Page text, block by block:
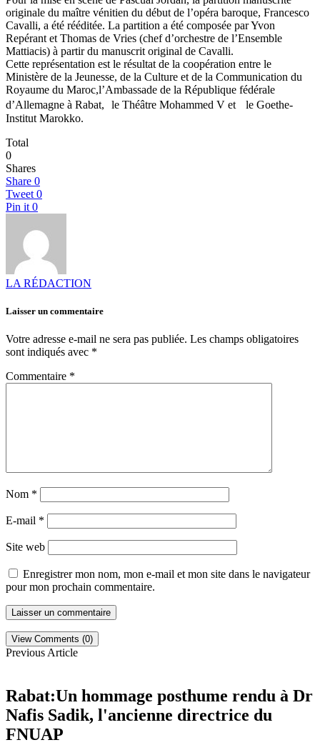
originale du maître vénitien du début de l’opéra baroque, Francesco
Cavalli, a été rééditée. La partition a été composée par Yvon
Repérant et Thomas de Vries (chef d’orchestre de l’Ensemble
Mattiacis) à partir du manuscrit original de Cavalli.
Cette représentation est le résultat de la coopération entre le
Ministère de la Jeunesse, de la Culture et de la Communication du
Royaume du Maroc,l’Ambassade de la République fédérale
d’Allemagne à Rabat, le Théâtre Mohammed V et le Goethe-
Institut Marokko.
Total
0
Shares
Share 0
Tweet 0
Pin it 0
LA RÉDACTION
Laisser un commentaire
Votre adresse e-mail ne sera pas publiée. Les champs obligatoires
sont indiqués avec *
Commentaire *
Nom *
E-mail *
Site web
Enregistrer mon nom, mon e-mail et mon site dans le navigateur
pour mon prochain commentaire.
View Comments (0)
Previous Article
Rabat:Un hommage posthume rendu à Dr
Nafis Sadik, l'ancienne directrice du
FNUAP